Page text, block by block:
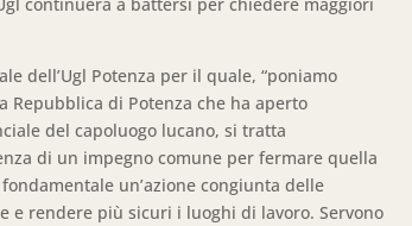
dell’Ugl Potenza per il quale, “poniamo
Repubblica di Potenza che ha aperto
del capoluogo lucano, si tratta
di un impegno comune per fermare quella
un’azione congiunta delle
e rendere più sicuri i luoghi di lavoro. Servono